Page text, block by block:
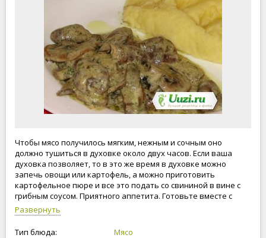
Чтобы мясо получилось мягким, нежным и сочным оно
должно тушиться в духовке около двух часов. Если ваша
духовка позволяет, то в это же время в духовке можно
запечь овощи или картофель, а можно приготовить
картофельное пюре и все это подать со свининой в вине с
грибным соусом. Приятного аппетита. Готовьте вместе с
нами, будьте счастливы и любимы.
Развернуть
Тип блюда:
Мясо